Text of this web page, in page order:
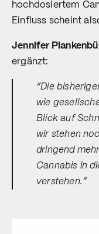
hochdosiertem
Einfluss scheint
Jennifer
ergänzt:
“Die
wie
Blick auf
wir stehen
dringend
Cannabis in
verstehen.”